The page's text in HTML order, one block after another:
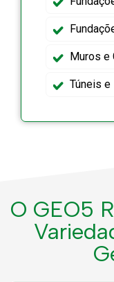
Muros e
Túneis
O GEO5